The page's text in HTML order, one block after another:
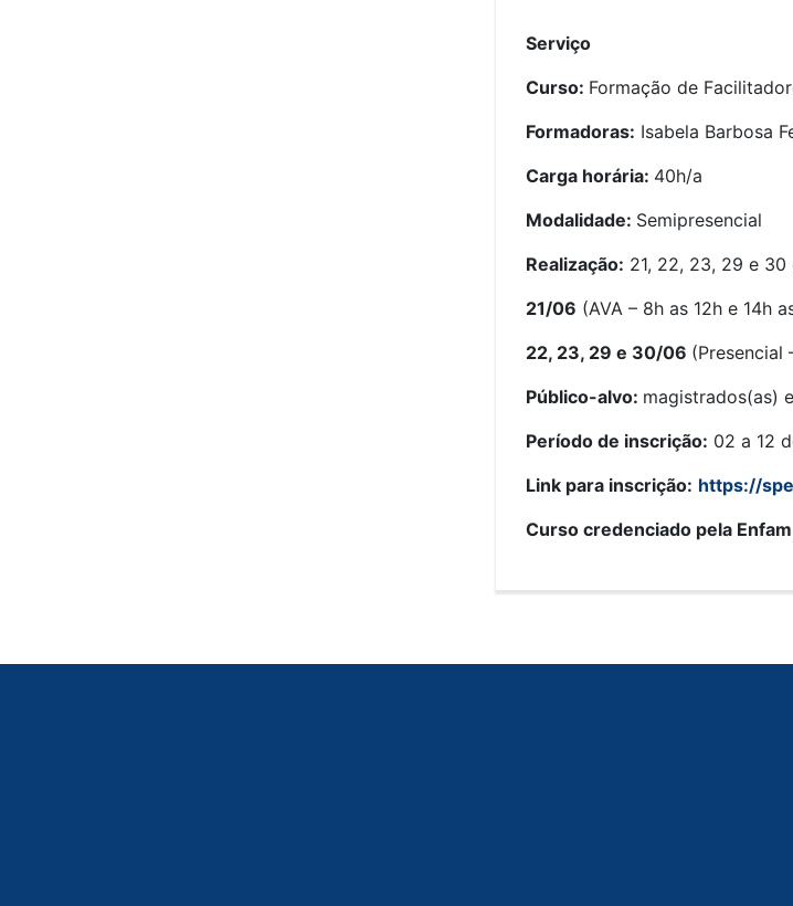
Serviço
Curso: Formação de
Formadoras: Isabela Barbosa
Carga horária: 40h/a
Modalidade: Semipresencial
Realização: 21, 22, 23, 29 e
21/06 (AVA – 8h as 12h e 14h
22, 23, 29 e 30/06 (Presencial
Público-alvo: magistrados(as)
Período de inscrição: 02 a 12
Link para inscrição: https://
Curso credenciado pela